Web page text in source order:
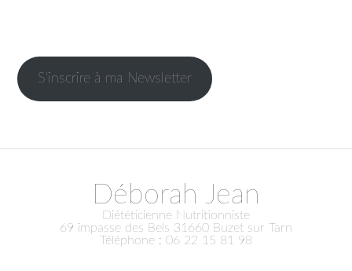
S'inscrire à ma Newsletter
Déborah Jean
Diététicienne Nutritionniste
69 impasse des Bels 31660 Buzet sur Tarn
Téléphone : 06 22 15 81 98